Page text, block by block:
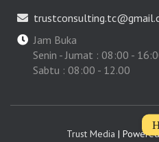
Jam Buka
Senin - Jumat : 08:00 -
Sabtu : 08:00 - 12.00
Trust Media |